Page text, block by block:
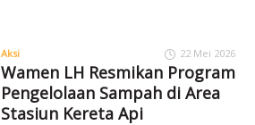
Aksi 22 Mei 2026
Wamen LH Resmikan Program
Pengelolaan Sampah di Area
Stasiun Kereta Api